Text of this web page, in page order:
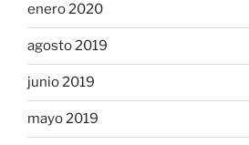
enero 2020
agosto 2019
junio 2019
mayo 2019